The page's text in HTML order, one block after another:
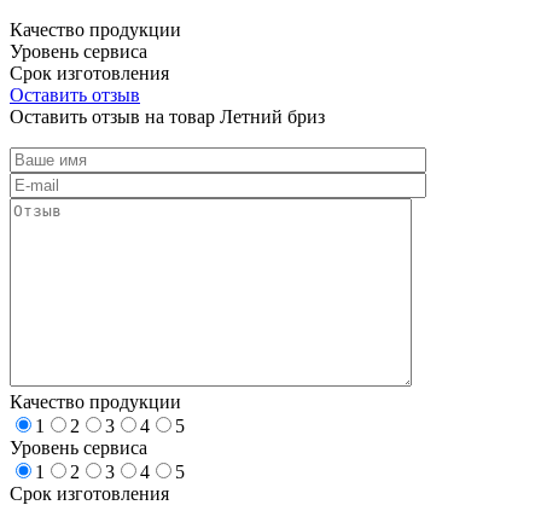
Качество продукции
Уровень сервиса
Срок изготовления
Оставить отзыв
Оставить отзыв на товар Летний бриз
Качество продукции
1
2 3 4
5
Уровень сервиса
1
2 3 4
5
Срок изготовления